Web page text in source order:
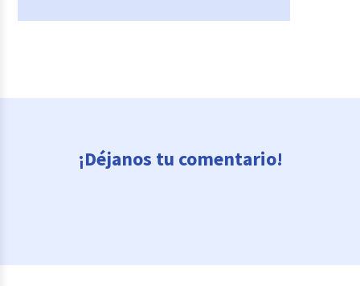
¡Déjanos tu comentario!